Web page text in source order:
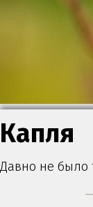
Капля
Давно не было